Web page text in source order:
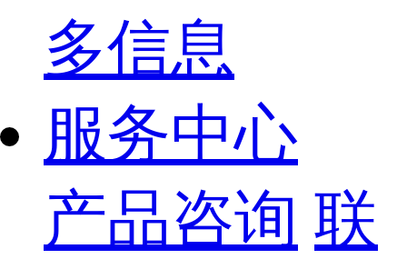
多信息
服务中心
产品咨询 联